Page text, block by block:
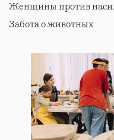
Женщины против
Забота о животных